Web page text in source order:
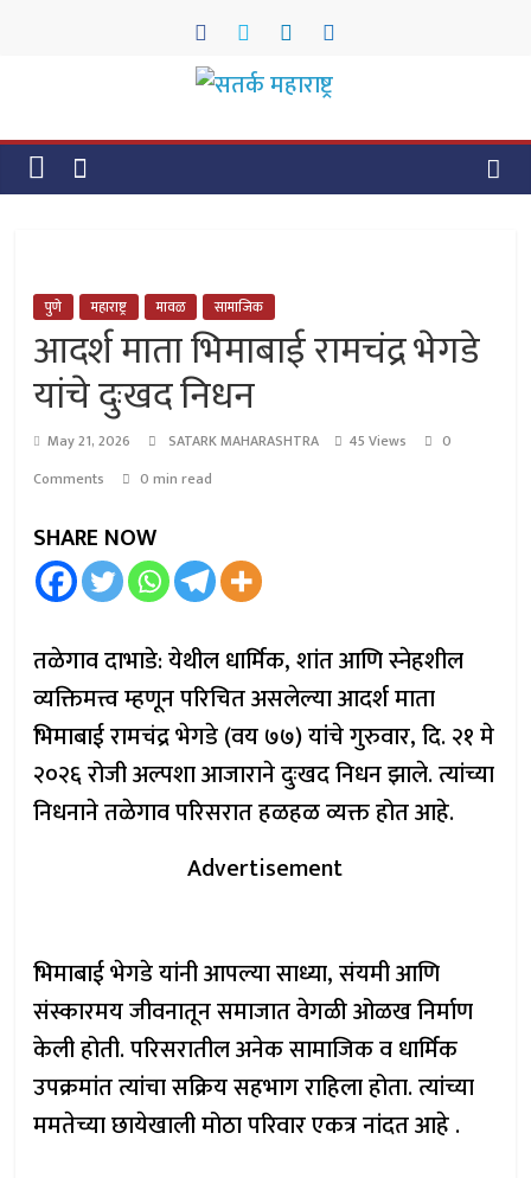
सतर्क
महाराष्ट्र
पुणे महाराष्ट्र मावळ सामाजिक
आदर्श माता भिमाबाई रामचंद्र भेगडे
यांचे दुःखद निधन
May 21, 2026 SATARK MAHARASHTRA 45 Views
0
Comments
0 min read
SHARE NOW
तळेगाव दाभाडे: येथील धार्मिक, शांत आणि स्नेहशील
व्यक्तिमत्त्व म्हणून परिचित असलेल्या आदर्श माता
भिमाबाई रामचंद्र भेगडे (वय ७७) यांचे गुरुवार, दि. २१ मे
२०२६ रोजी अल्पशा आजाराने दुःखद निधन झाले. त्यांच्या
निधनाने तळेगाव परिसरात हळहळ व्यक्त होत आहे.
Advertisement
भिमाबाई भेगडे यांनी आपल्या साध्या, संयमी आणि
संस्कारमय जीवनातून समाजात वेगळी ओळख निर्माण
केली होती. परिसरातील अनेक सामाजिक व धार्मिक
उपक्रमांत त्यांचा सक्रिय सहभाग राहिला होता. त्यांच्या
ममतेच्या छायेखाली मोठा परिवार एकत्र नांदत आहे .